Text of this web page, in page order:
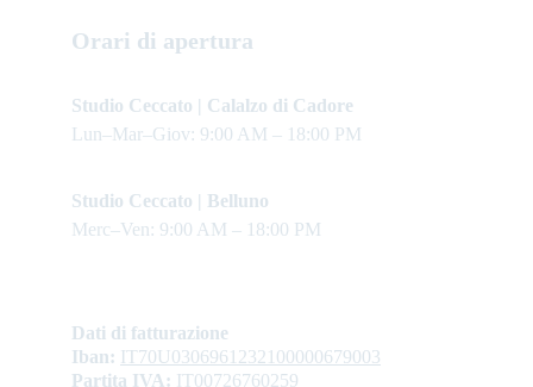
Orari di apertura
Studio Ceccato | Calalzo di Cadore
Lun–Mar–Giov: 9:00 AM – 18:00 PM
Studio Ceccato | Belluno
Merc–Ven: 9:00 AM – 18:00 PM
Dati di fatturazione
Iban: IT70U0306961232100000679003
Partita IVA: IT00726760259